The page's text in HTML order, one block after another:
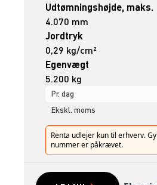
Udtømningshøjde, maks.
4.070 mm
Jordtryk
0,29 kg/cm²
Egenvægt
5.200 kg
Pr. dag
Ekskl. moms
Renta udlejer kun til erhverv.
nummer er påkrævet.